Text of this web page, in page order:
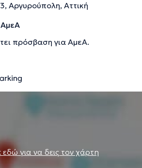
το Παιδί, εργάστηκε ως
Κοινωνικές Συνεταιριστικές
Ομάδων "Έδρα" και ως
στον Εθνικό Οργανισμό
Κω. Σήμερα, εργάζεται στην
του ΟΗΕ ως σύμβουλος
της γραφείο παρέχει
για την αντιμετώπιση
εφήβων και ενηλίκων.
η ομάδα του doctoranytime βασισμένη σε
Αργυρούπολη, Αττική
πρόσβαση για ΑμεΑ.
εδώ για να δεις τον χάρτη